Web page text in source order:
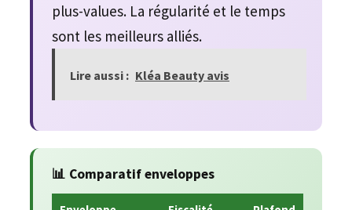
plus-values. La régularité et le temps
sont les meilleurs alliés.
Lire aussi : Kléa Beauty avis
📊 Comparatif enveloppes